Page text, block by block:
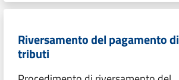
Riversamento del pagamento di
tributi